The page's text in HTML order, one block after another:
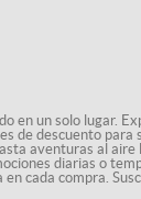
en un solo lugar.
de descuento para
aventuras al
diarias o
cada compra.